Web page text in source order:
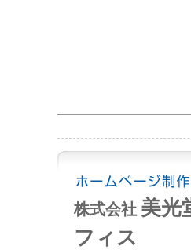
株式会社 美光
フィス